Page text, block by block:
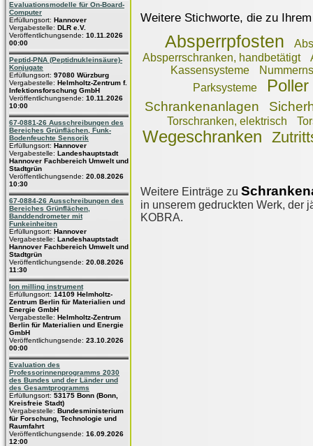
Evaluationsmodelle für On-Board-
Computer
Erfüllungsort: Hannover
Vergabestelle: DLR e.V.
Veröffentlichungsende: 10.11.2026
00:00
Peptid-PNA (Peptidnukleinsäure)-
Konjugate
Erfüllungsort: 97080 Würzburg
Vergabestelle: Helmholtz-Zentrum f.
Infektionsforschung GmbH
Veröffentlichungsende: 10.11.2026
10:00
67-0881-26 Ausschreibungen des
Bereiches Grünflächen, Funk-
Bodenfeuchte Sensorik
Erfüllungsort: Hannover
Vergabestelle: Landeshauptstadt
Hannover Fachbereich Umwelt und
Stadtgrün
Veröffentlichungsende: 20.08.2026
10:30
67-0884-26 Ausschreibungen des
Bereiches Grünflächen,
Banddendrometer mit
Funkeinheiten
Erfüllungsort: Hannover
Vergabestelle: Landeshauptstadt
Hannover Fachbereich Umwelt und
Stadtgrün
Veröffentlichungsende: 20.08.2026
11:30
Ion milling instrument
Erfüllungsort: 14109 Helmholtz-
Zentrum Berlin für Materialien und
Energie GmbH
Vergabestelle: Helmholtz-Zentrum
Berlin für Materialien und Energie
GmbH
Veröffentlichungsende: 23.10.2026
00:00
Evaluation des
Professorinnenprogramms 2030
des Bundes und der Länder und
des Gesamtprogramms
Erfüllungsort: 53175 Bonn (Bonn,
Kreisfreie Stadt)
Vergabestelle: Bundesministerium
für Forschung, Technologie und
Raumfahrt
Veröffentlichungsende: 16.09.2026
12:00
Weitere Stichworte, die zu
Absperrpfosten
Absperrschranken, handbetätigt
Kassensysteme
Parksysteme
Poller
Schrankenanlagen
Torschranken, elektrisch
Wegeschranken
Weitere Einträge zu
in unserem gedruckten Werk, der
KOBRA.